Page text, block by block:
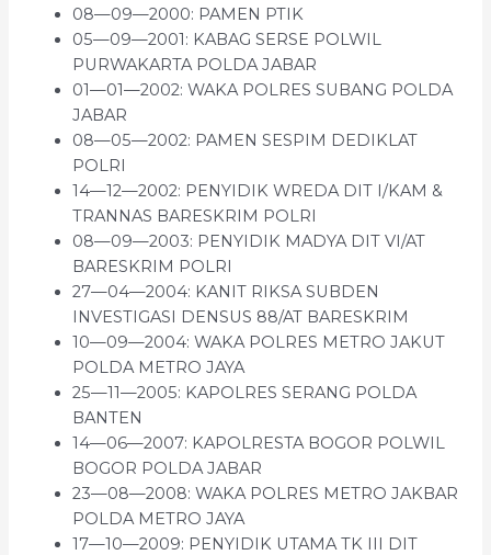
08—09—2000: PAMEN PTIK
05—09—2001: KABAG SERSE POLWIL
PURWAKARTA POLDA JABAR
01—01—2002: WAKA POLRES SUBANG POLDA
JABAR
08—05—2002: PAMEN SESPIM DEDIKLAT
POLRI
14—12—2002: PENYIDIK WREDA DIT I/KAM &
TRANNAS BARESKRIM POLRI
08—09—2003: PENYIDIK MADYA DIT VI/AT
BARESKRIM POLRI
27—04—2004: KANIT RIKSA SUBDEN
INVESTIGASI DENSUS 88/AT BARESKRIM
10—09—2004: WAKA POLRES METRO JAKUT
POLDA METRO JAYA
25—11—2005: KAPOLRES SERANG POLDA
BANTEN
14—06—2007: KAPOLRESTA BOGOR POLWIL
BOGOR POLDA JABAR
23—08—2008: WAKA POLRES METRO JAKBAR
POLDA METRO JAYA
17—10—2009: PENYIDIK UTAMA TK III DIT